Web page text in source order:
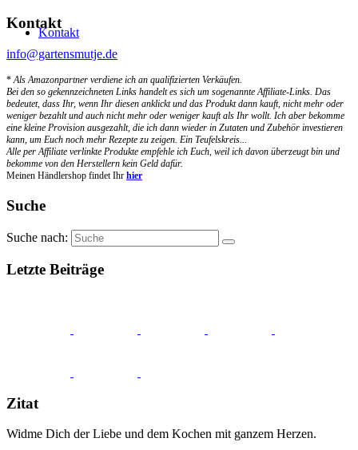
Kontakt
Kontakt
info@gartensmutje.de
*Als Amazonpartner verdiene ich an qualifizierten Verkäufen.
Bei den so gekennzeichneten Links handelt es sich um sogenannte Affiliate-Links. Das
bedeutet, dass Ihr, wenn Ihr diesen anklickt und das Produkt dann kauft, nicht mehr oder
weniger bezahlt und auch nicht mehr oder weniger kauft als Ihr wollt. Ich aber bekomme
eine kleine Provision ausgezahlt, die ich dann wieder in Zutaten und Zubehör investieren
kann, um Euch noch mehr Rezepte zu zeigen. Ein Teufelskreis...
Alle per Affiliate verlinkte Produkte empfehle ich Euch, weil ich davon überzeugt bin und
bekomme von den Herstellern kein Geld dafür.
Meinen Händlershop findet Ihr hier
Suche
Suche nach:
Letzte Beiträge
Zitat
Widme Dich der Liebe und dem Kochen mit ganzem Herzen.